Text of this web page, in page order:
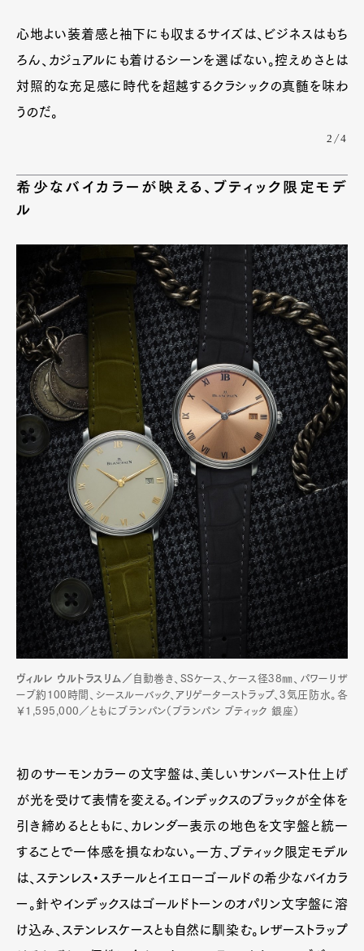
心地よい装着感と袖下にも収まるサイズは、ビジネスはもち
ろん、カジュアルにも着けるシーンを選ばない。控えめさとは
対照的な充足感に時代を超越するクラシックの真髄を味わ
うのだ。
2/4
希少なバイカラーが映える、ブティック限定モデ
ル
ヴィルレ ウルトラスリム／ 自動巻き、SSケース、ケース径38㎜、パワーリザ
ーブ約100時間、シースルーバック、アリゲーターストラップ、3気圧防水。各
￥1,595,000／ともにブランパン（ブランパン ブティック 銀座）
初のサーモンカラーの文字盤は、美しいサンバースト仕上げ
が光を受けて表情を変える。インデックスのブラックが全体を
引き締めるとともに、カレンダー表示の地色を文字盤と統一
することで一体感を損なわない。一方、ブティック限定モデル
は、ステンレス・スチールとイエローゴールドの希少なバイカラ
ー。針やインデックスはゴールドトーンのオパリン文字盤に溶
け込み、ステンレスケースとも自然に馴染む。レザーストラップ